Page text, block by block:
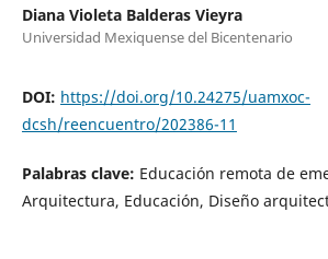
Diana Violeta Balderas Vieyra
Universidad Mexiquense del Bicentenario
DOI: https://doi.org/10.24275/uamxoc-
dcsh/reencuentro/202386-11
Palabras clave: Educación remota de
Arquitectura, Educación, Diseño